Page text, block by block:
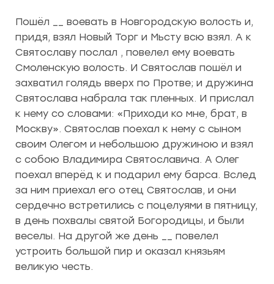
Пошёл __ воевать в Новгородскую волость и,
придя, взял Новый Торг и Мьсту всю взял. А к
Святославу послал , повелел ему воевать
Смоленскую волость. И Святослав пошёл и
захватил голядь вверх по Протве; и дружина
Святослава набрала так пленных. И прислал
к нему со словами: «Приходи ко мне, брат, в
Москву». Святослав поехал к нему с сыном
своим Олегом и небольшою дружиною и взял
с собою Владимира Святославича. А Олег
поехал вперёд к и подарил ему барса. Вслед
за ним приехал его отец Святослав, и они
сердечно встретились с поцелуями в пятницу,
в день похвалы святой Богородицы, и были
веселы. На другой же день __ повелел
устроить большой пир и оказал князьям
великую честь.